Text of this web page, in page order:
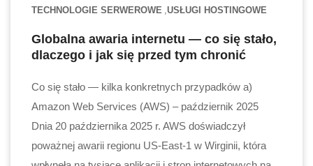
TECHNOLOGIE SERWEROWE USŁUGI HOSTINGOWE
Globalna awaria internetu — co się stało,
dlaczego i jak się przed tym chronić
Co się stało — kilka konkretnych przypadków a)
Amazon Web Services (AWS) – październik 2025
Dnia 20 października 2025 r. AWS doświadczył
poważnej awarii regionu US-East-1 w Wirginii, która